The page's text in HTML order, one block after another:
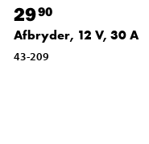
2990
Afbryder, 12 V, 30 A
43-209